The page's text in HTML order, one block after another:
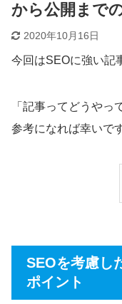
から公開まで
2020年10月16日
今回はSEOに強い記
「記事ってどうやっ
参考になれば幸いで
SEOを考慮し
ポイント